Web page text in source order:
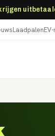
Laadpalen